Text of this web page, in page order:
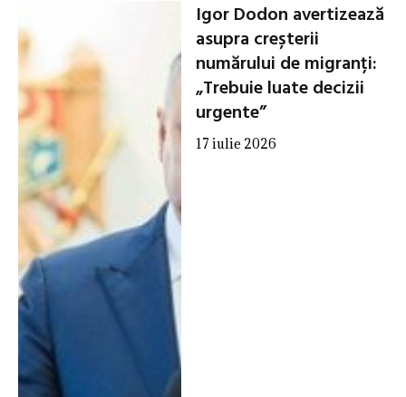
Igor Dodon avertizează
asupra creșterii
numărului de migranți:
„Trebuie luate decizii
urgente”
17 iulie 2026